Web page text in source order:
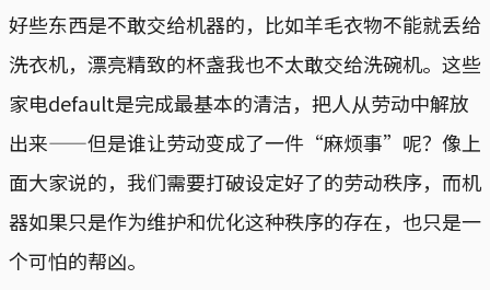
好些东西是不敢交给机器的，比如羊毛衣物不能就丢给
洗衣机，漂亮精致的杯盏我也不太敢交给洗碗机。这些
家电default是完成最基本的清洁，把人从劳动中解放
出来——但是谁让劳动变成了一件“麻烦事”呢？像上
面大家说的，我们需要打破设定好了的劳动秩序，而机
器如果只是作为维护和优化这种秩序的存在，也只是一
个可怕的帮凶。